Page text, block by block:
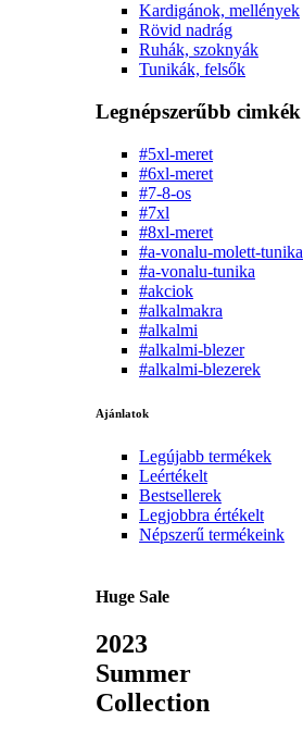
Kardigánok, mellények
Rövid nadrág
Ruhák, szoknyák
Tunikák, felsők
Legnépszerűbb cimkék
#5xl-meret
#6xl-meret
#7-8-os
#7xl
#8xl-meret
#a-vonalu-molett-tunika
#a-vonalu-tunika
#akciok
#alkalmakra
#alkalmi
#alkalmi-blezer
#alkalmi-blezerek
Ajánlatok
Legújabb termékek
Leértékelt
Bestsellerek
Legjobbra értékelt
Népszerű termékeink
Huge Sale
2023
Summer
Collection